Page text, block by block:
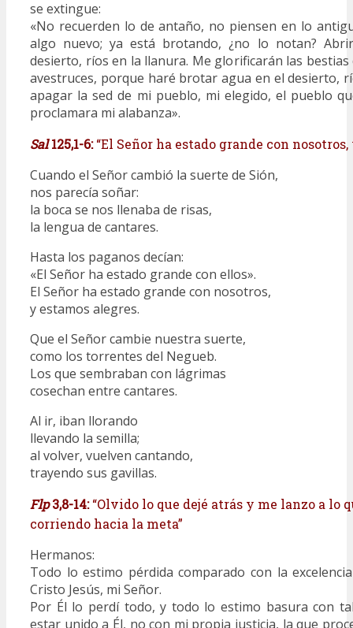
se extingue:
«No recuerden lo de antaño, no piensen en lo
algo nuevo; ya está brotando, ¿no lo notan?
desierto, ríos en la llanura. Me glorificarán las bestias
avestruces, porque haré brotar agua en el desierto,
apagar la sed de mi pueblo, mi elegido, el pueblo
proclamara mi alabanza».
Sal125,1-6:“El Señor ha estado grande con nosotros,
Cuando el Señor cambió la suerte de Sión,
nos parecía soñar:
la boca se nos llenaba de risas,
la lengua de cantares.
Hasta los paganos decían:
«El Señor ha estado grande con ellos».
El Señor ha estado grande con nosotros,
y estamos alegres.
Que el Señor cambie nuestra suerte,
como los torrentes del Negueb.
Los que sembraban con lágrimas
cosechan entre cantares.
Al ir, iban llorando
llevando la semilla;
al volver, vuelven cantando,
trayendo sus gavillas.
Flp3,8-14:“Olvido lo que dejé atrás y me lanzo a lo
corriendo hacia la meta”
Hermanos:
Todo lo estimo pérdida comparado con la
Cristo Jesús, mi Señor.
Por Él lo perdí todo, y todo lo estimo basura con
estar unido a Él, no con mi propia justicia, la que